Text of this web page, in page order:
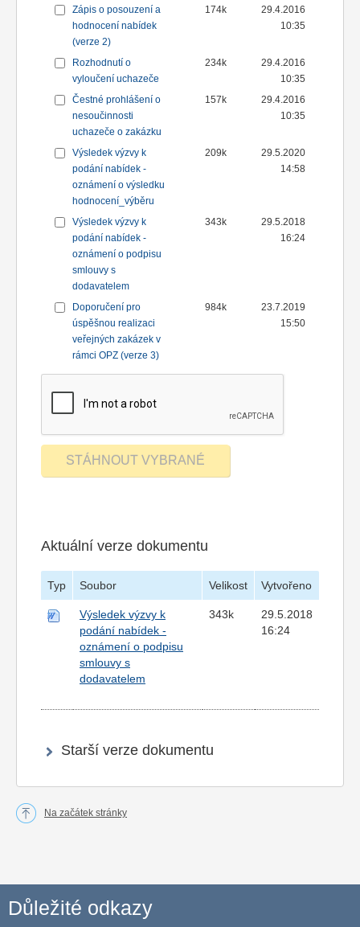
Zápis o posouzení a
hodnocení nabídek
(verze 2)
174k
29.4.2016
10:35
Rozhodnutí o
vyloučení uchazeče
234k
29.4.2016
10:35
Čestné prohlášení o
nesoučinnosti
uchazeče o zakázku
157k
29.4.2016
10:35
Výsledek výzvy k
podání nabídek -
oznámení o výsledku
hodnocení_výběru
209k
29.5.2020
14:58
Výsledek výzvy k
podání nabídek -
oznámení o podpisu
smlouvy s
dodavatelem
343k
29.5.2018
16:24
Doporučení pro
úspěšnou realizaci
veřejných zakázek v
rámci OPZ (verze 3)
984k
23.7.2019
15:50
Aktuální verze dokumentu
Typ Soubor Velikost Vytvořeno
Výsledek výzvy k
podání nabídek -
oznámení o podpisu
smlouvy s
dodavatelem
343k
29.5.2018
16:24
Starší verze dokumentu
Na začátek stránky
Důležité odkazy